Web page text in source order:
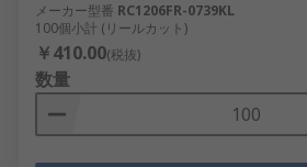
メーカー型番 RC1206FR-0739KL
100個小計 (リールカット)
￥410.00(税抜)
数量